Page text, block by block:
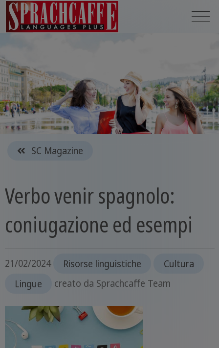
SC Magazine
Verbo venir spagnolo:
coniugazione ed esempi
21/02/2024 Risorse linguistiche
Cultura
Lingue
creato da Sprachcaffe Team